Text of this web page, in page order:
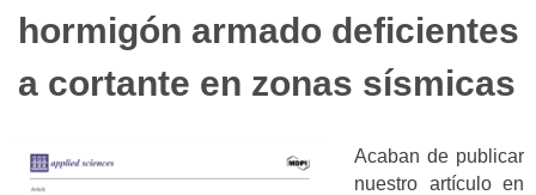
hormigón armado deficientes
a cortante en zonas sísmicas
Acaban de publicar
nuestro artículo en